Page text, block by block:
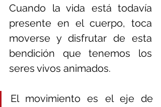
Cuando la vida está todavía
presente en el cuerpo, toca
moverse y disfrutar de esta
bendición que tenemos los
seres vivos animados.
El movimiento es el eje de